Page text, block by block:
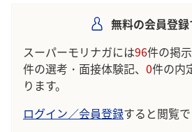
無料の会員登録
スーパーモリナガには96件の掲
件の選考・面接体験記、 0件の内
ります。
ログイン／会員登録すると閲覧で